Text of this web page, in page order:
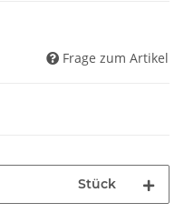
Frage zum Artikel
Stück